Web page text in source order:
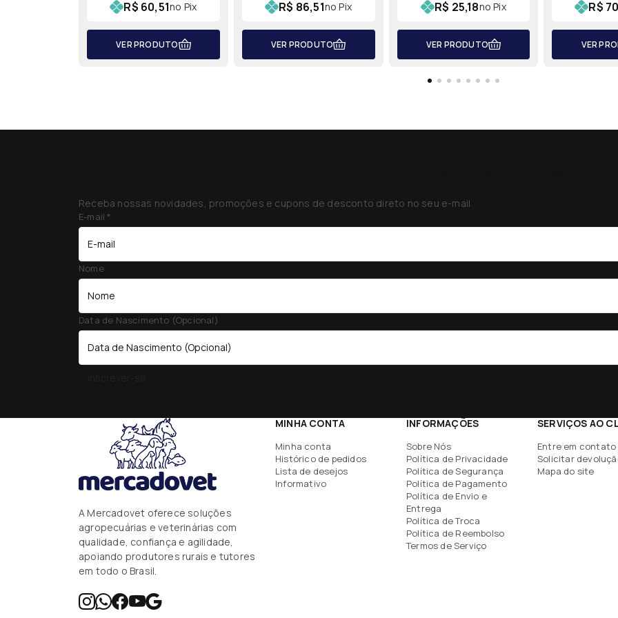
R$ 60,51no Pix
VER PRODUTO
R$ 86,51no Pix
VER PRODUTO
R$ 25,18no Pix
VER PRODUTO
R$
VER
Receba nossas novidades, promoções e cupons de desconto direto no seu e-mail
E-mail*
Nome
Data de Nascimento (Opcional)
A Mercadovet oferece soluções
agropecuárias e veterinárias com
qualidade, confiança e agilidade,
apoiando produtores rurais e tutores
em todo o Brasil.
MINHA CONTA
Minha conta
Histórico de pedidos
Lista de desejos
Informativo
INFORMAÇÕES
Sobre Nós
Política de Privacidade
Política de Segurança
Política de Pagamento
Política de Envio e
Entrega
Política de Troca
Política de Reembolso
Termos de Serviço
SERVIÇOS AO
Entre em contato
Solicitar
Mapa do site